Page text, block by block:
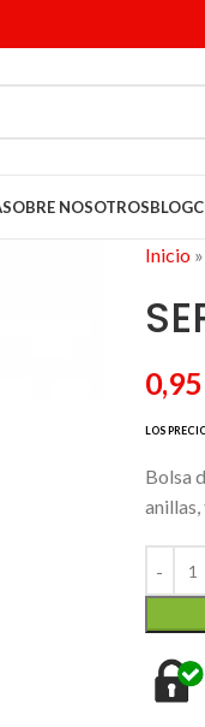
SOBRE NOSOTROSBLOG
Inicio»
0,95
Bolsa